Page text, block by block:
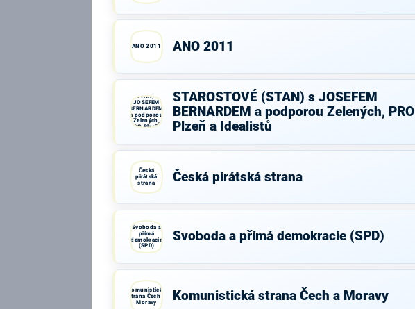
ANO 2011 ANO 2011
(STAN) s
JOSEFEM
BERNARDEM
a podporou
Zelených,
PRO Plzeň a
STAROSTOVÉ (STAN) s JOSEFEM
BERNARDEM a podporou Zelených, PRO
Plzeň a Idealistů
Česká
pirátská
strana
Česká pirátská strana
Svoboda a
přímá
demokracie
(SPD)
Svoboda a přímá demokracie (SPD)
Komunistická
strana Čech a
Moravy
Komunistická strana Čech a Moravy